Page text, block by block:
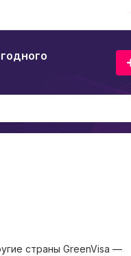
страны GreenVisa —